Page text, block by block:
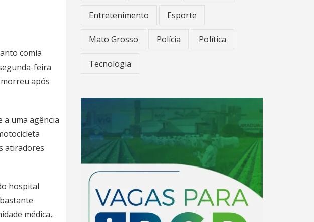
comia
feira
após
uma agência
atiradores
hospital
médica,
Entretenimento Esporte
Mato Grosso Polícia Política
Tecnologia